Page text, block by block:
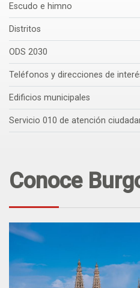
Escudo e himno
Distritos
ODS 2030
Teléfonos y direcciones de
Edificios municipales
Servicio 010 de atención
Conoce